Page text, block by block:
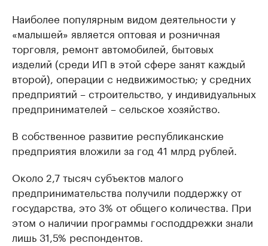
Наиболее популярным видом деятельности у
«малышей» является оптовая и розничная
торговля, ремонт автомобилей, бытовых
изделий (среди ИП в этой сфере занят каждый
второй), операции с недвижимостью; у средних
предприятий – строительство, у индивидуальных
предпринимателей – сельское хозяйство.
В собственное развитие республиканские
предприятия вложили за год 41 млрд рублей.
Около 2,7 тысяч субъектов малого
предпринимательства получили поддержку от
государства, это 3% от общего количества. При
этом о наличии программы господдрежки знали
лишь 31,5% респондентов.